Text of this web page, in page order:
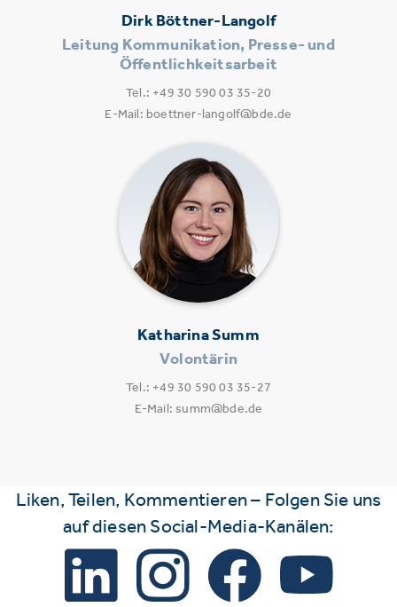
Dirk Böttner-Langolf
Leitung Kommunikation, Presse- und
Öffentlichkeitsarbeit
Tel.: +49 30 590 03 35-20
E-Mail: boettner-langolf@bde.de
Katharina Summ
Volontärin
Tel.: +49 30 590 03 35-27
E-Mail: summ@bde.de
Liken, Teilen, Kommentieren – Folgen Sie uns
auf diesen Social-Media-Kanälen: